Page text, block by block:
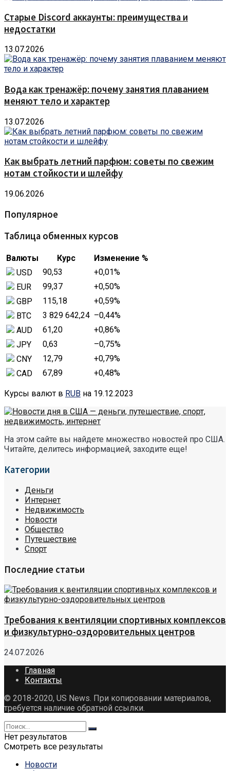
Старые Discord аккаунты: преимущества и
недостатки
13.07.2026
Вода как тренажёр: почему занятия плаванием
меняют тело и характер
13.07.2026
Как выбрать летний парфюм: советы по свежим
нотам стойкости и шлейфу
19.06.2026
Популярное
Таблица обменных курсов
Валюты Курс
Изменение %
USD
90,53 +0,01%
EUR
99,37 +0,50%
GBP
115,18 +0,59%
BTC
3 829 642,24 –0,44%
AUD
61,20 +0,86%
JPY
0,63 –0,75%
CNY
12,79 +0,79%
CAD
67,89 +0,48%
Курсы валют в RUB на 19.12.2023
На этом сайте вы найдете множество новостей про США.
Читайте, делитесь информацией, заходите еще!
Категории
Деньги
Интернет
Недвижимость
Новости
Общество
Путешествие
Спорт
Последние статьи
Требования к вентиляции спортивных комплексов
и физкультурно-оздоровительных центров
24.07.2026
Главная
Контакты
© 2018-2020, US News. При копировании материалов,
требуется наличие обратной ссылки.
Нет результатов
Смотреть все результаты
Новости